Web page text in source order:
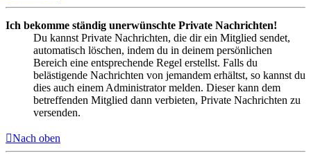
Ich bekomme ständig unerwünschte Private Nachrichten!
Du kannst Private Nachrichten, die dir ein Mitglied sendet,
automatisch löschen, indem du in deinem persönlichen
Bereich eine entsprechende Regel erstellst. Falls du
belästigende Nachrichten von jemandem erhältst, so kannst du
dies auch einem Administrator melden. Dieser kann dem
betreffenden Mitglied dann verbieten, Private Nachrichten zu
versenden.
Nach oben